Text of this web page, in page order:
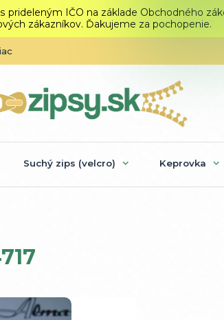
IČO na základe Obchodného
zákazníkov. Ďakujeme za pochopenie.
Suchý zips (velcro) Keprovka